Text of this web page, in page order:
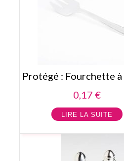
Protégé : Fourchette
0,17 €
LIRE LA SUITE